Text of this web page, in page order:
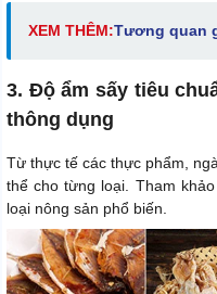
XEM THÊM:Tương quan
3. Độ ẩm sấy tiêu
thông dụng
Từ thực tế các thực phẩm,
thể cho từng loại. Tham
loại nông sản phổ biến.